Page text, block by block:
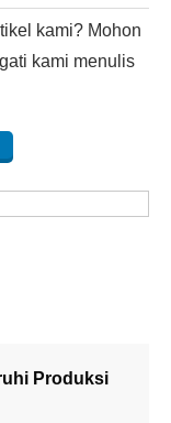
kami? Mohon
kami menulis
Produksi